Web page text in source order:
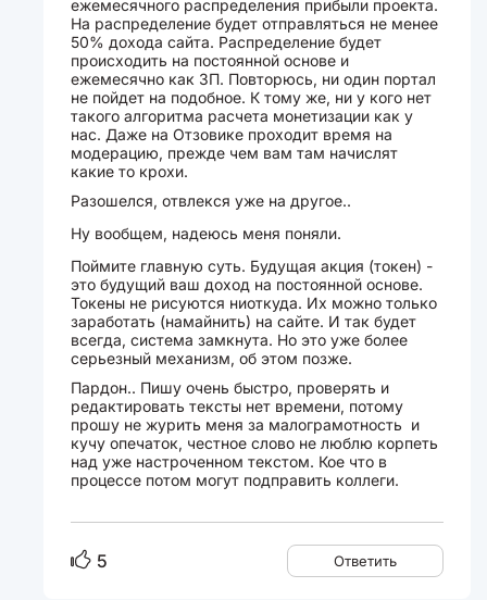
ежемесячного распределения прибыли проекта.
На распределение будет отправляться не менее
50% дохода сайта. Распределение будет
происходить на постоянной основе и
ежемесячно как ЗП. Повторюсь, ни один портал
не пойдет на подобное. К тому же, ни у кого нет
такого алгоритма расчета монетизации как у
нас. Даже на Отзовике проходит время на
модерацию, прежде чем вам там начислят
какие то крохи.
Разошелся, отвлекся уже на другое..
Ну вообщем, надеюсь меня поняли.
Поймите главную суть. Будущая акция (токен) -
это будущий ваш доход на постоянной основе.
Токены не рисуются ниоткуда. Их можно только
заработать (намайнить) на сайте. И так будет
всегда, система замкнута. Но это уже более
серьезный механизм, об этом позже.
Пардон.. Пишу очень быстро, проверять и
редактировать тексты нет времени, потому
прошу не журить меня за малограмотность и
кучу опечаток, честное слово не люблю корпеть
над уже настроченном текстом. Кое что в
процессе потом могут подправить коллеги.
5 Ответить